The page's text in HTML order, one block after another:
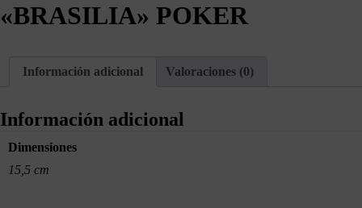
«BRASILIA» POKER
Información adicional Valoraciones (0)
Información adicional
Dimensiones
15,5 cm